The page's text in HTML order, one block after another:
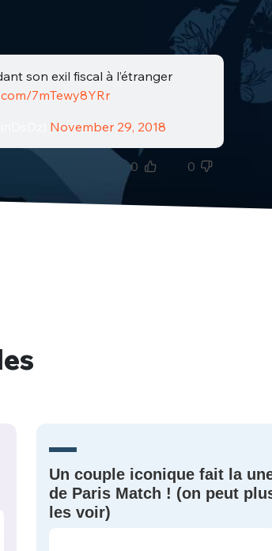
son exil fiscal à l’étranger
7mTewy8YRr
November 29, 2018
0 0
Un couple iconique fait la
de Paris Match ! (on peut
les voir)
PSEUDO
proposer ?